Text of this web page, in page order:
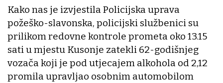
Kako nas je izvjestila Policijska uprava
požeško-slavonska, policijski službenici su
prilikom redovne kontrole prometa oko 13.15
sati u mjestu Kusonje zatekli 62-godišnjeg
vozača koji je pod utjecajem alkohola od 2,12
promila upravljao osobnim automobilom